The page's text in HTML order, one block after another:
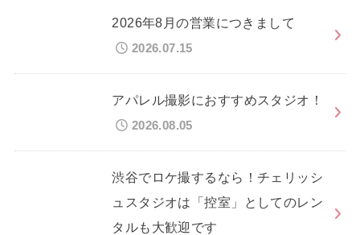
2026年8月の営業につきまして
2026.07.15
アパレル撮影におすすめスタジオ！
2026.08.05
渋谷でロケ撮するなら！チェリッシ
ュスタジオは「控室」としてのレン
タルも大歓迎です